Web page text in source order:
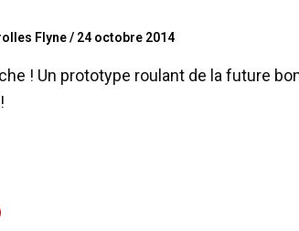
Flyne/ 24 octobre 2014
! Un prototype roulant de la future